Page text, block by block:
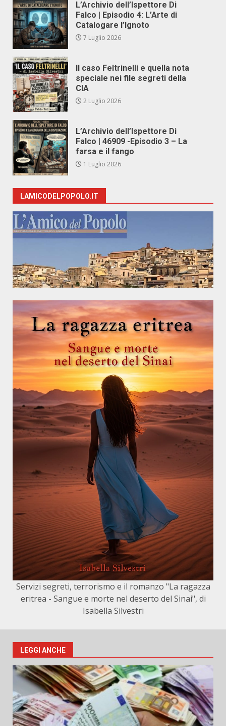
L’Archivio dell’Ispettore Di
Falco | Episodio 4: L’Arte di
Catalogare l’Ignoto
7 Luglio 2026
Il caso Feltrinelli e quella nota
speciale nei file segreti della
CIA
2 Luglio 2026
L’Archivio dell’Ispettore Di
Falco | 46909 -Episodio 3 – La
farsa e il fango
1 Luglio 2026
LAMICODELPOPOLO.IT
Servizi segreti, terrorismo e il romanzo "La ragazza
eritrea - Sangue e morte nel deserto del Sinai", di
Isabella Silvestri
LEGGI ANCHE